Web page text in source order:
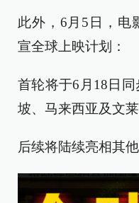
此外，6月5日，电
宣全球上映计划：
首轮将于6月18日
坡、马来西亚及文莱
后续将陆续亮相其